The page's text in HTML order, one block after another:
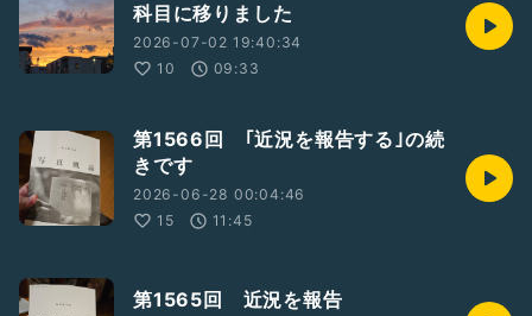
科目に移りました
2026-07-02 19:40:34
10
09:33
第1566回 ｢近況を報告する｣の続
きです
2026-06-28 00:04:46
15
11:45
第1565回 近況を報告